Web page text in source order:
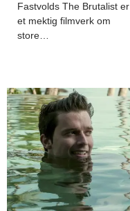
Fastvolds The Brutalist er
et mektig filmverk om
store…